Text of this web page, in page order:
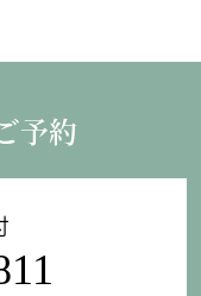
予約